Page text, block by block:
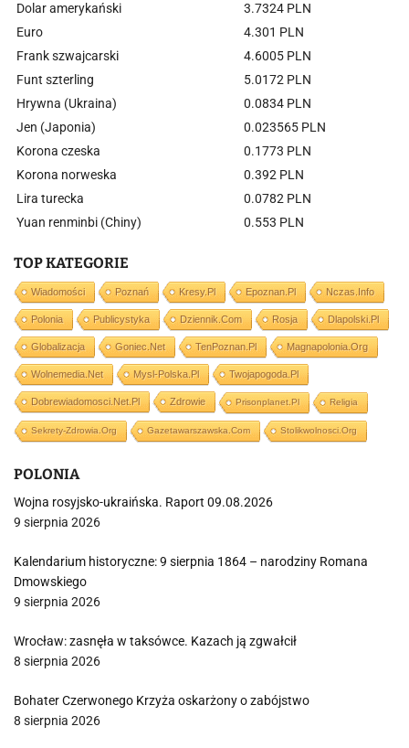
Dolar amerykański
3.7324 PLN
Euro
4.301 PLN
Frank szwajcarski
4.6005 PLN
Funt szterling
5.0172 PLN
Hrywna (Ukraina)
0.0834 PLN
Jen (Japonia)
0.023565 PLN
Korona czeska
0.1773 PLN
Korona norweska
0.392 PLN
Lira turecka
0.0782 PLN
Yuan renminbi (Chiny)
0.553 PLN
TOP KATEGORIE
Wiadomości Poznań Kresy.pl Epoznan.pl Nczas.info
Polonia Publicystyka Dziennik.com Rosja Dlapolski.pl
Globalizacja Goniec.net TenPoznan.pl Magnapolonia.org
Wolnemedia.net Mysl-Polska.pl Twojapogoda.pl
Dobrewiadomosci.net.pl Zdrowie Prisonplanet.pl Religia
Sekrety-Zdrowia.org Gazetawarszawska.com Stolikwolnosci.org
POLONIA
Wojna rosyjsko-ukraińska. Raport 09.08.2026
9 sierpnia 2026
Kalendarium historyczne: 9 sierpnia 1864 – narodziny Romana
Dmowskiego
9 sierpnia 2026
Wrocław: zasnęła w taksówce. Kazach ją zgwałcił
8 sierpnia 2026
Bohater Czerwonego Krzyża oskarżony o zabójstwo
8 sierpnia 2026